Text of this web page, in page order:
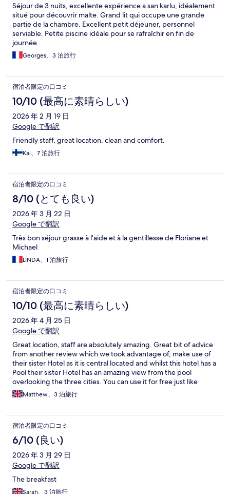
Séjour de 3 nuits, excellente expérience a san karlu, idéalement
situé pour découvrir malte. Grand lit qui occupe une grande
partie de la chambre. Excellent petit déjeuner, personnel
serviable. Petite piscine idéale pour se rafraîchir en fin de
journée.
Georges、3 泊旅行
宿泊者限定の口コミ
10/10 (最高に素晴らしい)
2026 年 2 月 19 日
Google で翻訳
Friendly staff, great location, clean and comfort.
Kai、7 泊旅行
宿泊者限定の口コミ
8/10 (とても良い)
2026 年 3 月 22 日
Google で翻訳
Très bon séjour grasse à l'aide et à la gentillesse de Floriane et
Michael
LINDA、1 泊旅行
宿泊者限定の口コミ
10/10 (最高に素晴らしい)
2026 年 4 月 25 日
Google で翻訳
Great location, staff are absolutely amazing. Great bit of advice
from another review which we took advantage of, make use of
their sister Hotel as it is central located and whilst this hotel has a
Pool their sister Hotel has an amazing view from the pool
overlooking the three cities. You can use it for free just like
reception now. All in all a great place to stay.
Matthew、3 泊旅行
宿泊者限定の口コミ
6/10 (良い)
2026 年 3 月 29 日
Google で翻訳
The breakfast
Sarah、3 泊旅行